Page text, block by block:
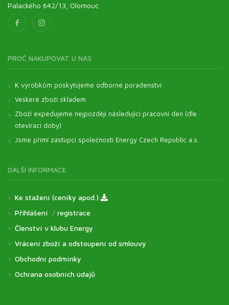
Palackého 642/13, Olomouc
PROČ NAKUPOVAT U NÁS
K výrobkům poskytujeme odborné poradenství
Veškeré zboží skladem
Zboží expedujeme nejpozději následující pracovní den (dle
otevírací doby)
Jsme přímí zástupci společnosti Energy Czech Republic a.s.
DALŠÍ INFORMACE
Ke stažení (ceníky apod.)
Přihlášení / registrace
Členství v klubu Energy
Vrácení zboží a odstoupení od smlouvy
Obchodní podmínky
Ochrana osobních údajů